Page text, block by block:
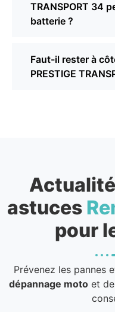
TRANSPORT 34
batterie ?
Faut-il rester à
PRESTIGE
astuces
pour
Prévenez les pannes
dépannage motoet de